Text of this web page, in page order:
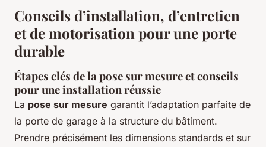
Conseils d’installation, d’entretien
et de motorisation pour une porte
durable
Étapes clés de la pose sur mesure et conseils
pour une installation réussie
La pose sur mesure garantit l’adaptation parfaite de
la porte de garage à la structure du bâtiment.
Prendre précisément les dimensions standards et sur